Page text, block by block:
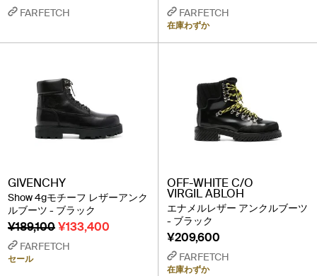
FARFETCH FARFETCH
在庫わずか
GIVENCHY
Show 4gモチーフ レザーアンク
ルブーツ - ブラック
¥189,100¥133,400
FARFETCH
セール
OFF-WHITE C/O
VIRGIL ABLOH
エナメルレザー アンクルブーツ
- ブラック
¥209,600
FARFETCH
在庫わずか